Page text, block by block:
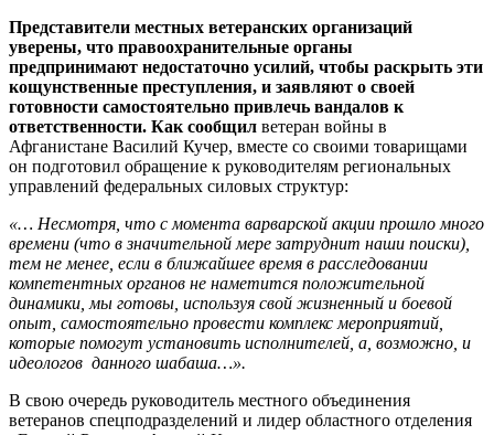
Представители местных ветеранских организаций
уверены, что правоохранительные органы
предпринимают недостаточно усилий, чтобы раскрыть эти
кощунственные преступления, и заявляют о своей
готовности самостоятельно привлечь вандалов к
ответственности. Как сообщил ветеран войны в
Афганистане Василий Кучер, вместе со своими товарищами
он подготовил обращение к руководителям региональных
управлений федеральных силовых структур:
«… Несмотря, что с момента варварской акции прошло много
времени (что в значительной мере затруднит наши поиски),
тем не менее, если в ближайшее время в расследовании
компетентных органов не наметится положительной
динамики, мы готовы, используя свой жизненный и боевой
опыт, самостоятельно провести комплекс мероприятий,
которые помогут установить исполнителей, а, возможно, и
идеологов данного шабаша…».
В свою очередь руководитель местного объединения
ветеранов спецподразделений и лидер областного отделения